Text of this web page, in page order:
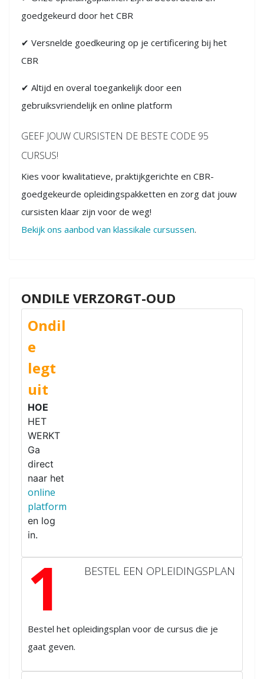
goedgekeurd door het CBR
✔ Versnelde goedkeuring op je certificering bij het
CBR
✔ Altijd en overal toegankelijk door een
gebruiksvriendelijk en online platform
GEEF JOUW CURSISTEN DE BESTE CODE 95
CURSUS!
Kies voor kwalitatieve, praktijkgerichte en CBR-
goedgekeurde opleidingspakketten en zorg dat jouw
cursisten klaar zijn voor de weg!
Bekijk ons aanbod van klassikale cursussen.
ONDILE VERZORGT-OUD
Ondil
e
legt
uit
HOE
HET
WERKT
Ga
direct
naar het
online
platform
en log
in.
1 BESTEL EEN OPLEIDINGSPLAN
Bestel het opleidingsplan voor de cursus die je
gaat geven.